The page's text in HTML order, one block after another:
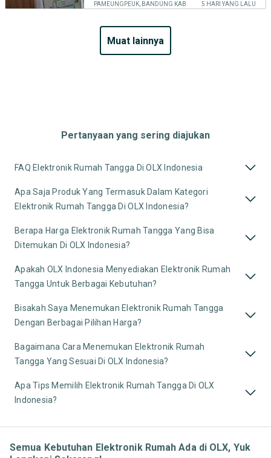
PAMEUNGPEUK, BANDUNG KAB. 5 HARI YANG LALU
muat lainnya
Pertanyaan yang sering diajukan
FAQ Elektronik Rumah Tangga Di OLX Indonesia
Apa Saja Produk Yang Termasuk Dalam Kategori
Elektronik Rumah Tangga Di OLX Indonesia?
Berapa Harga Elektronik Rumah Tangga Yang Bisa
Ditemukan Di OLX Indonesia?
Apakah OLX Indonesia Menyediakan Elektronik Rumah
Tangga Untuk Berbagai Kebutuhan?
Bisakah Saya Menemukan Elektronik Rumah Tangga
Dengan Berbagai Pilihan Harga?
Bagaimana Cara Menemukan Elektronik Rumah
Tangga Yang Sesuai Di OLX Indonesia?
Apa Tips Memilih Elektronik Rumah Tangga Di OLX
Indonesia?
Semua Kebutuhan Elektronik Rumah Ada di OLX, Yuk